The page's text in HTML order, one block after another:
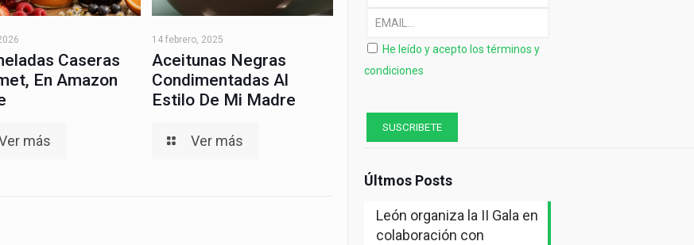
Caseras
En Amazon
más
14 febrero, 2025
Aceitunas Negras
Condimentadas Al
Estilo De Mi Madre
Ver más
He leído y acepto los términos y
condiciones
Últmos Posts
León organiza la II Gala en
colaboración con